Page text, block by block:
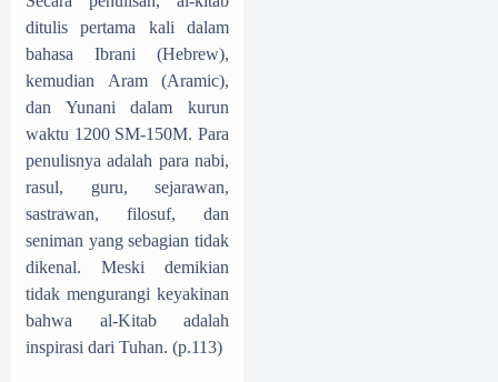
ditulis pertama kali dalam
bahasa Ibrani (Hebrew),
kemudian Aram (Aramic),
dan Yunani dalam kurun
waktu 1200 SM-150M. Para
penulisnya adalah para nabi,
rasul, guru, sejarawan,
sastrawan, filosuf, dan
seniman yang sebagian tidak
dikenal. Meski demikian
tidak mengurangi keyakinan
bahwa al-Kitab adalah
inspirasi dari Tuhan. (p.113)